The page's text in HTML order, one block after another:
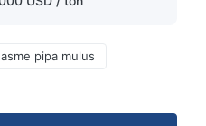
asme pipa mulus